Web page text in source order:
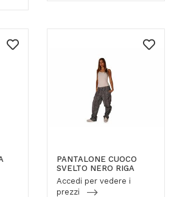
PANTALONE CUOCO
SVELTO NERO RIGA
Accedi per vedere i
prezzi